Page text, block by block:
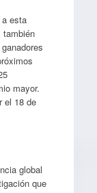
esta
también
mayor.
el 18 de
global
que